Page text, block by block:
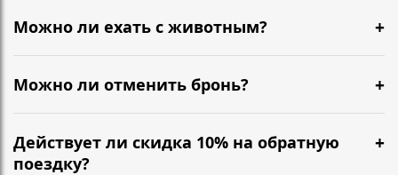
туалет, размяться. Обычно 1–2 разумные паузы не
дополнительным адресам, лучше указать это при
бронировании — зафиксируем маршрут заранее.
Можно ли ехать с животным?
Да, можно. Сообщите заранее, чтобы мы
подготовили салон и согласовали формат
Можно ли отменить бронь?
Да. Условия зависят от времени до подачи
минивэна. Напишите нам, и мы сразу подскажем по
вашему заказу.
Действует ли скидка 10% на обратную
поездку?